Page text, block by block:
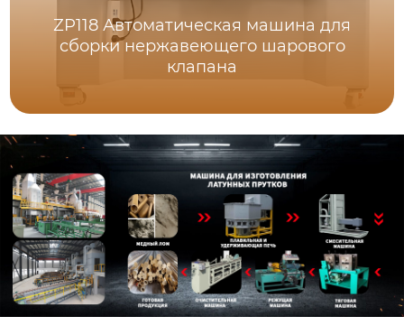
ZP118 Автоматическая машина для
сборки нержавеющего шарового
клапана